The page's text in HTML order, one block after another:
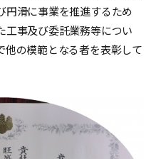
円滑に事業を推進するため
工事及び委託業務等につい
他の模範となる者を表彰して